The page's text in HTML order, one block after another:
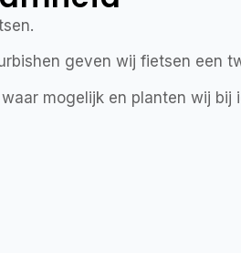
geven wij fietsen een
mogelijk en planten wij